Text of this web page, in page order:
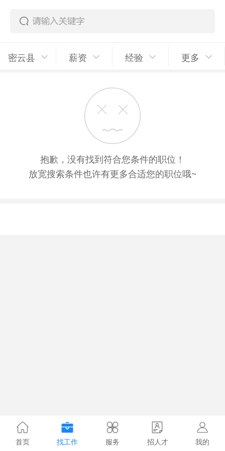
密云县 薪资 经验 更多
抱歉，没有找到符合您条件的职位！
放宽搜索条件也许有更多合适您的职位哦~
首页 找工作 服务 招人才 我的